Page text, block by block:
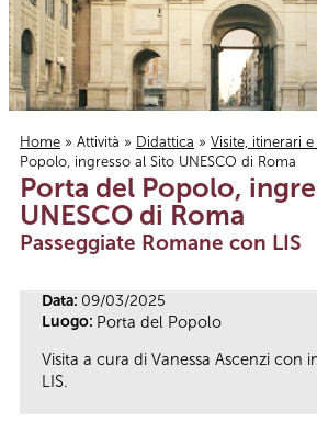
Tu sei qui
Home » Attività » Didattica » Visite, itinerari
Popolo, ingresso al Sito UNESCO di Roma
Porta del Popolo,
UNESCO di Roma
Passeggiate Romane con LIS
Data: 09/03/2025
Luogo: Porta del Popolo
Visita a cura di Vanessa Ascenzi con
LIS.